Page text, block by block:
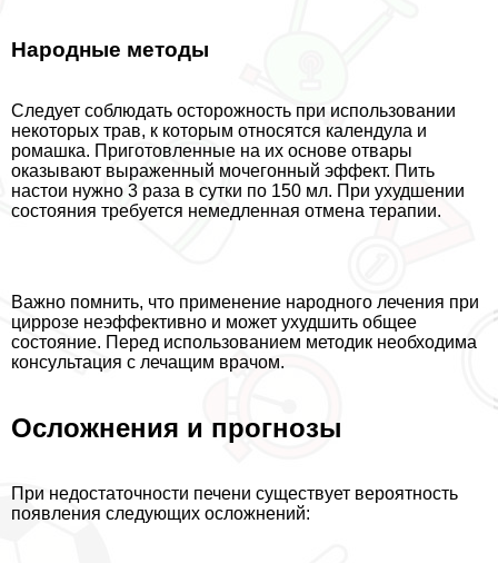
Народные методы
Следует соблюдать осторожность при использовании
некоторых трав, к которым относятся календула и
ромашка. Приготовленные на их основе отвары
оказывают выраженный мочегонный эффект. Пить
настои нужно 3 раза в сутки по 150 мл. При ухудшении
состояния требуется немедленная отмена терапии.
Важно помнить, что применение народного лечения при
циррозе неэффективно и может ухудшить общее
состояние. Перед использованием методик необходима
консультация с лечащим врачом.
Осложнения и прогнозы
При недостаточности печени существует вероятность
появления следующих осложнений: